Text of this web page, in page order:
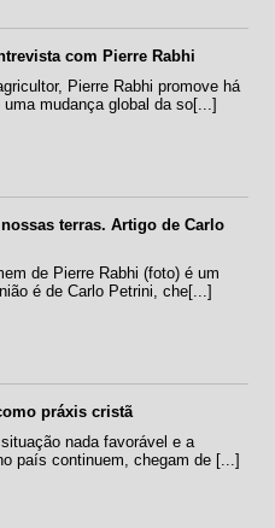
com Pierre Rabhi
Pierre Rabhi promove há
mudança global da so[...]
terras. Artigo de Carlo
de Pierre Rabhi (foto) é um
é de Carlo Petrini, che[...]
práxis cristã
nada favorável e a
país continuem, chegam de [...]